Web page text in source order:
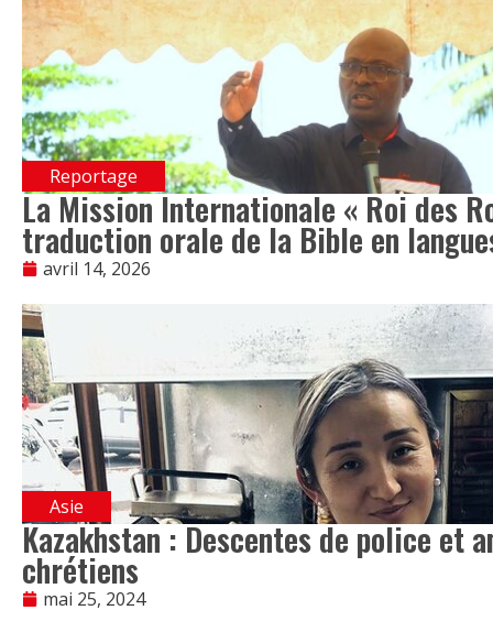
Reportage
La Mission Internationale « Roi des
traduction orale de la Bible en
avril 14, 2026
Asie
Kazakhstan : Descentes de police et
chrétiens
mai 25, 2024